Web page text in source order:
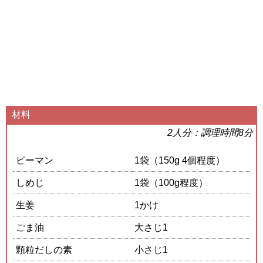
材料
2人分：調理時間8分
ピーマン 1袋（150g 4個程度）
しめじ 1袋（100g程度）
生姜 1かけ
ごま油 大さじ1
顆粒だしの素 小さじ1